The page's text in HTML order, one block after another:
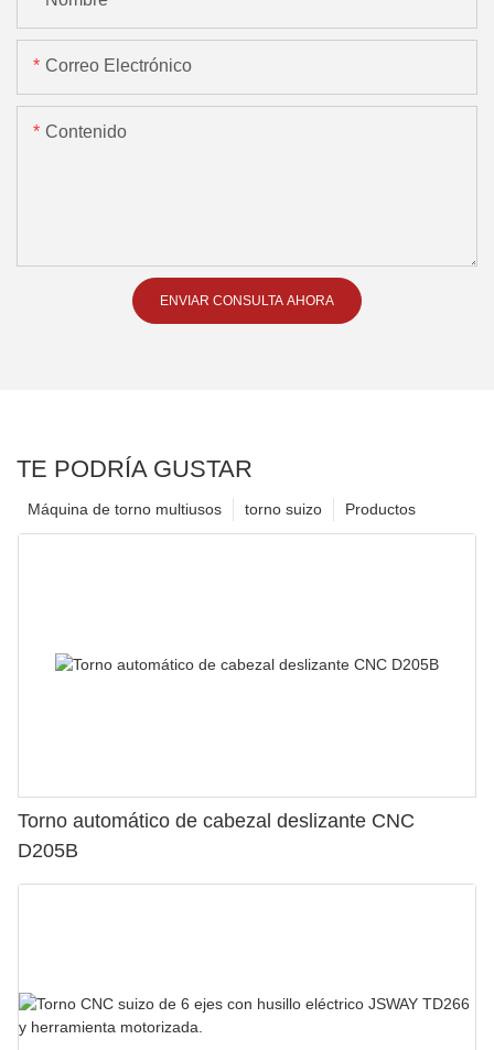
Correo Electrónico
Contenido
ENVIAR CONSULTA AHORA
TE PODRÍA GUSTAR
Productos
torno suizo
Máquina de torno multiusos
Torno automático de cabezal deslizante CNC
D205B